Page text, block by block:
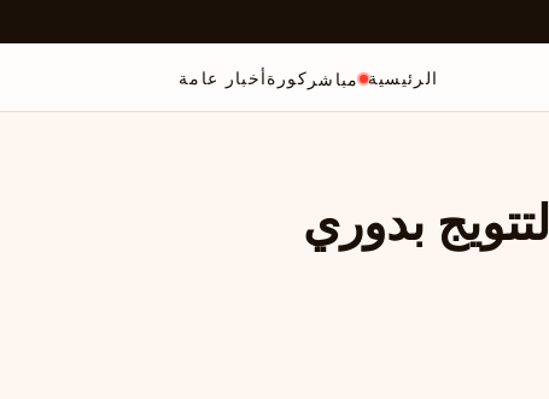
الرئيسية مباشر كورةأخبار عامة
بدوري